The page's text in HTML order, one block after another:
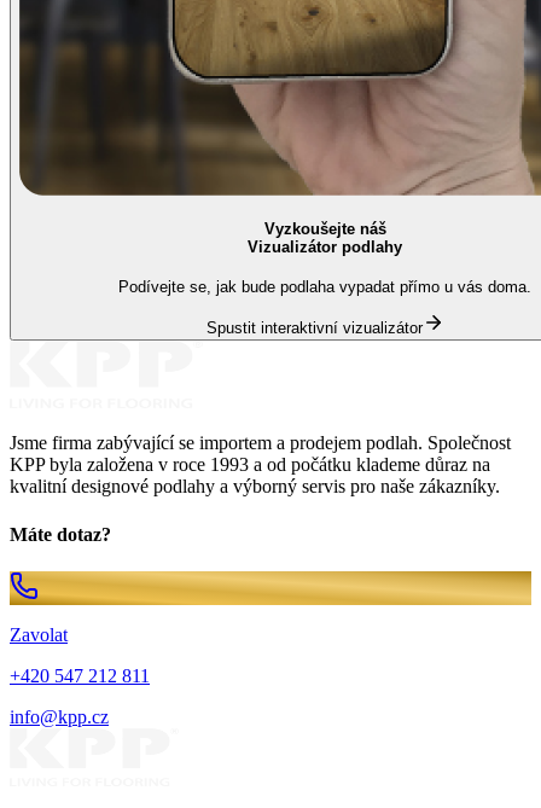
Vyzkoušejte náš
Vizualizátor podlahy
Podívejte se, jak bude podlaha vypadat přímo u vás doma.
Spustit interaktivní vizualizátor
Jsme firma zabývající se importem a prodejem podlah. Společnost
KPP byla založena v roce 1993 a od počátku klademe důraz na
kvalitní designové podlahy a výborný servis pro naše zákazníky.
Máte dotaz?
Zavolat
+420 547 212 811
info@kpp.cz